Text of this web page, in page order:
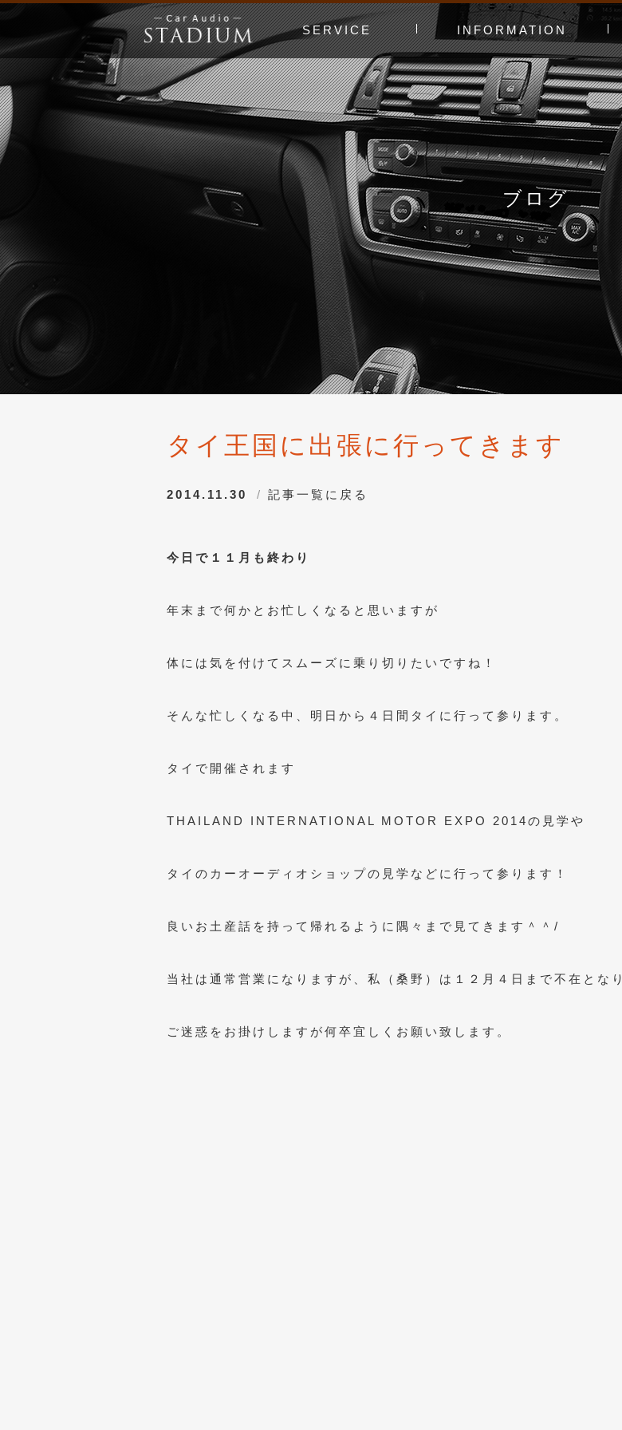
SERVICE
ドア制振〜極み〜
エンクロージャー
Price List（工賃表）
MUSIC WORLD STADIUM
漫画でわかる！よくある質問
初心者の日 Beginners DAY
ホームオーディオ
INFORMATION
カースタってどんなお店？
あえてやっていないこと
ブログ
タイ王国に出張に行ってきます
2014.11.30 記事一覧に戻る
今日で１１月も終わり
年末まで何かとお忙しくなると思いますが
体には気を付けてスムーズに乗り切りたいですね！
そんな忙しくなる中、明日から４日間タイに行って参ります。
タイで開催されます
THAILAND INTERNATIONAL MOTOR EXPO 2014の見学や
タイのカーオーディオショップの見学などに行って参ります！
良いお土産話を持って帰れるように隅々まで見てきます＾＾/
当社は通常営業になりますが、私（桑野）は１２月４日まで不在となり
ご迷惑をお掛けしますが何卒宜しくお願い致します。